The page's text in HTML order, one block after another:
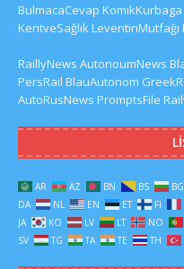
BulmacaCevap KomikKurbaga
KentveSağlık LeventinMutfağı
RaillyNews AutonoumNews
PersRail BlauAutonom
AutoRusNews PromptsFile
AR AZ BN BS BG
DA
NL EN ET FI
JA
KO LV LT NO
SV
TG TA TE TH